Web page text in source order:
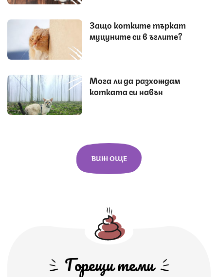
Защо котките търкат
муцуните си в ъглите?
Мога ли да разхождам
котката си навън
ВИЖ ОЩЕ
Горещи теми